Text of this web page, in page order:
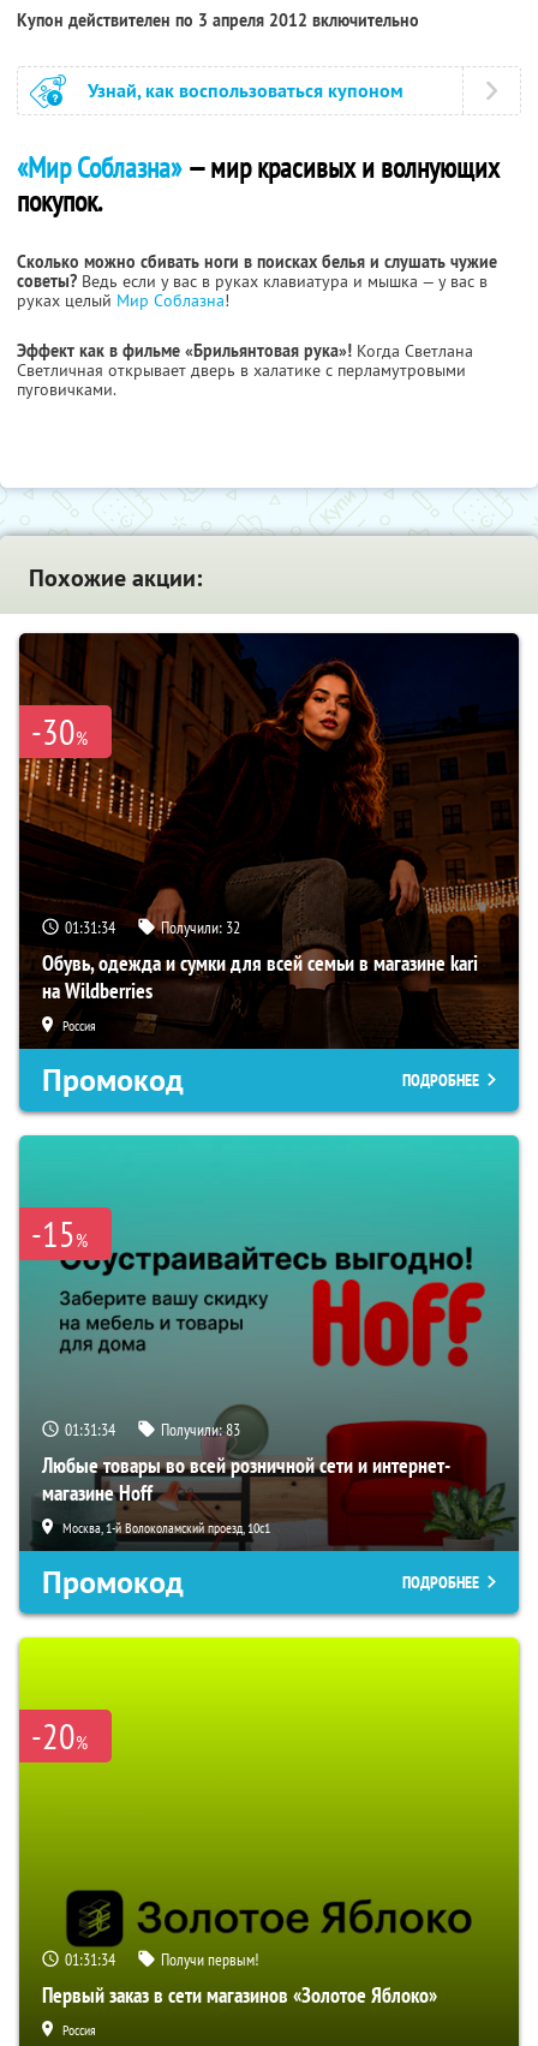
Купон действителен по 3 апреля 2012 включительно
Узнай, как воспользоваться купоном
«Мир Соблазна»— мир красивых и волнующих
покупок.
Сколько можно сбивать ноги в поисках белья и слушать чужие
советы? Ведь если у вас в руках клавиатура и мышка — у вас в
руках целый Мир Соблазна!
Эффект как в фильме «Брильянтовая рука»! Когда Светлана
Светличная открывает дверь в халатике с перламутровыми
пуговичками.
Похожие акции:
-30%
01:31:33 Получили: 32
Обувь, одежда и сумки для всей семьи в магазине kari
на Wildberries
Россия
Промокод ПОДРОБНЕЕ
-15%
01:31:33 Получили:83
Любые товары во всей розничной сети и интернет-
магазине Hoff
Москва, 1-й Волоколамский проезд, 10с1
Промокод ПОДРОБНЕЕ
-20%
01:31:33 Получи первым!
Первый заказ в сети магазинов «Золотое Яблоко»
Россия